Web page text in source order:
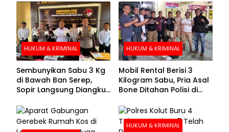
Pengejaran
HUKUM & KRIMINAL
Sembunyikan Sabu 3 Kg
di Bawah Ban Serep,
Sopir Langsung Diangkut
HUKUM & KRIMINAL
Mobil Rental Berisi 3
Kilogram Sabu, Pria Asal
Bone Ditahan Polisi di
HUKUM & KRIMINAL